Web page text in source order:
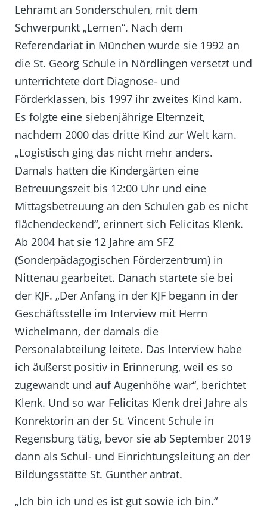
Lehramt an Sonderschulen, mit dem
Schwerpunkt „Lernen“. Nach dem
Referendariat in München wurde sie 1992 an
die St. Georg Schule in Nördlingen versetzt und
unterrichtete dort Diagnose- und
Förderklassen, bis 1997 ihr zweites Kind kam.
Es folgte eine siebenjährige Elternzeit,
nachdem 2000 das dritte Kind zur Welt kam.
„Logistisch ging das nicht mehr anders.
Damals hatten die Kindergärten eine
Betreuungszeit bis 12:00 Uhr und eine
Mittagsbetreuung an den Schulen gab es nicht
flächendeckend“, erinnert sich Felicitas Klenk.
Ab 2004 hat sie 12 Jahre am SFZ
(Sonderpädagogischen Förderzentrum) in
Nittenau gearbeitet. Danach startete sie bei
der KJF. „Der Anfang in der KJF begann in der
Geschäftsstelle im Interview mit Herrn
Wichelmann, der damals die
Personalabteilung leitete. Das Interview habe
ich äußerst positiv in Erinnerung, weil es so
zugewandt und auf Augenhöhe war“, berichtet
Klenk. Und so war Felicitas Klenk drei Jahre als
Konrektorin an der St. Vincent Schule in
Regensburg tätig, bevor sie ab September 2019
dann als Schul- und Einrichtungsleitung an der
Bildungsstätte St. Gunther antrat.
„Ich bin ich und es ist gut sowie ich bin.“